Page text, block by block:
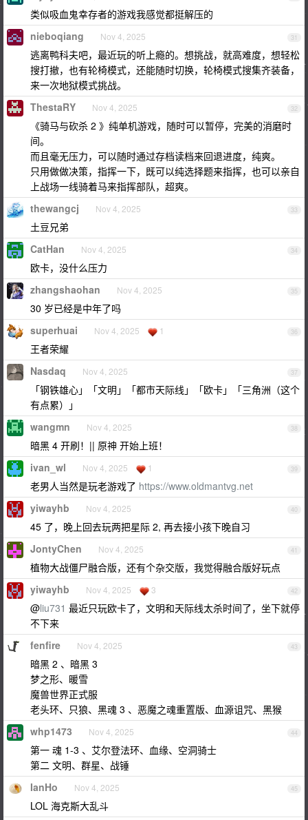
类似吸血鬼幸存者的游戏我感觉都挺解压的
31
nieboqiang Nov 4, 2025
逃离鸭科夫吧，最近玩的听上瘾的。想挑战，就高难度，想轻松
搜打撤，也有轮椅模式，还能随时切换，轮椅模式搜集齐装备，
来一次地狱模式挑战。
32
ThestaRY Nov 4, 2025
《骑马与砍杀 2 》纯单机游戏，随时可以暂停，完美的消磨时
间。
而且毫无压力，可以随时通过存档读档来回退进度，纯爽。
只用做做决策，指挥一下，既可以纯选择题来指挥，也可以亲自
上战场一线骑着马来指挥部队，超爽。
33
thewangcj Nov 4, 2025
土豆兄弟
34
CatHan Nov 4, 2025
欧卡，没什么压力
35
zhangshaohan Nov 4, 2025
30 岁已经是中年了吗
36
superhuai Nov 4, 2025 1
王者荣耀
37
Nasdaq Nov 4, 2025
「钢铁雄心」「文明」「都市天际线」「欧卡」「三角洲（这个
有点累）」
38
wangmn Nov 4, 2025
暗黑 4 开刷！|| 原神 开始上班！
39
ivan_wl Nov 4, 2025 1
老男人当然是玩老游戏了 https://www.oldmantvg.net
40
yiwayhb Nov 4, 2025
45 了，晚上回去玩两把星际 2, 再去接小孩下晚自习
41
JontyChen Nov 4, 2025
植物大战僵尸融合版，还有个杂交版，我觉得融合版好玩点
42
yiwayhb Nov 4, 2025 3
@liu731 最近只玩欧卡了，文明和天际线太杀时间了，坐下就停
不下来
43
fenfire Nov 4, 2025
暗黑 2 、暗黑 3
梦之形、暖雪
魔兽世界正式服
老头环、只狼、黑魂 3 、恶魔之魂重置版、血源诅咒、黑猴
44
whp1473 Nov 4, 2025
第一 魂 1-3 、艾尔登法环、血缘、空洞骑士
第二 文明、群星、战锤
45
IanHo Nov 4, 2025
LOL 海克斯大乱斗